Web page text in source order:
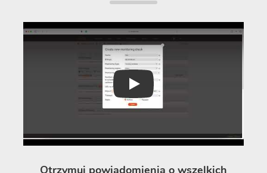
Play
Otrzymuj powiadomienia o wszelkich